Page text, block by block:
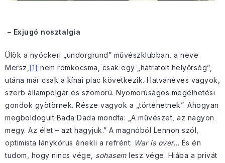
– Exjugó nosztalgia
Ülök a nyóckeri „undorgrund” művészklubban, a neve
Mersz, [1] nem romkocsma, csak egy „hátratolt helyőrség”,
utána már csak a kínai piac következik. Hatvanéves vagyok,
szerb állampolgár és szomorú. Nyomorúságos megélhetési
gondok gyötörnek. Része vagyok a „történetnek”. Ahogyan
megboldogult Bada Dada mondta: „A művészet, az nagyon
megy. Az élet – azt hagyjuk.” A magnóból Lennon szól,
optimista lánykórus énekli a refrént: War is over… És én
tudom, hogy nincs vége, sohasemlesz vége. Hiába a privát